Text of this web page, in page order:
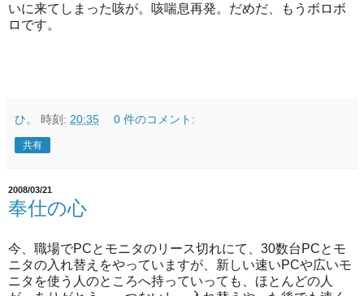
いに来てしまった咳が。咳喘息再発。だめだ、もうボロボ
ロです。
ひ。 時刻: 20:35 0 件のコメント:
共有
2008/03/21
奉仕の心
今、職場でPCとモニタのリース切れにて、30数台PCとモ
ニタの入れ替えをやっていますが、新しい速いPCや広いモ
ニタを使う人のところへ持っていっても、ほとんどの人